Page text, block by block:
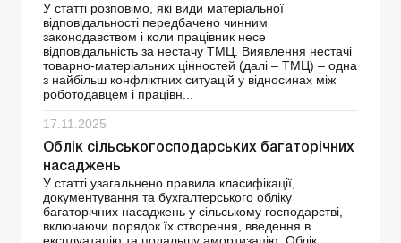
У статті розповімо, які види матеріальної
відповідальності передбачено чинним
законодавством і коли працівник несе
відповідальність за нестачу ТМЦ. Виявлення нестачі
товарно-матеріальних цінностей (далі – ТМЦ) – одна
з найбільш конфліктних ситуацій у відносинах між
роботодавцем і працівн...
17.11.2025
Облік сільськогосподарських багаторічних
насаджень
У статті узагальнено правила класифікації,
документування та бухгалтерського обліку
багаторічних насаджень у сільському господарстві,
включаючи порядок їх створення, введення в